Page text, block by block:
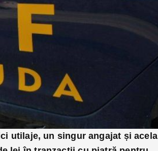
utilaje, un singur angajat și acela